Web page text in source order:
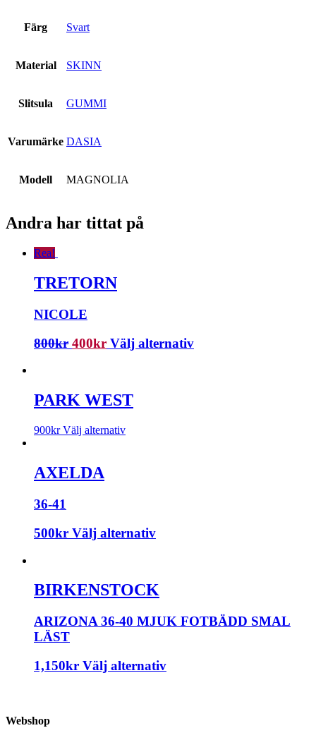
Färg Svart
Material SKINN
Slitsula GUMMI
Varumärke DASIA
Modell MAGNOLIA
Andra har tittat på
Rea!
TRETORN
NICOLE
800kr 400kr Välj alternativ
PARK WEST
900kr Välj alternativ
AXELDA
36-41
500kr Välj alternativ
BIRKENSTOCK
ARIZONA 36-40 MJUK FOTBÄDD SMAL
LÄST
1,150kr Välj alternativ
Webshop